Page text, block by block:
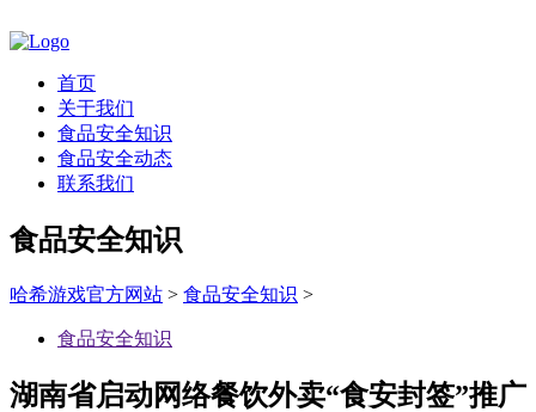
首页
关于我们
食品安全知识
食品安全动态
联系我们
食品安全知识
哈希游戏官方网站 > 食品安全知识 >
食品安全知识
湖南省启动网络餐饮外卖“食安封签”推广